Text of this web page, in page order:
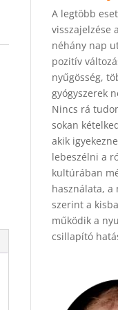
A legtöbb
visszajelzése
néhány nap
pozitív
nyűgösség,
gyógyszerek
Nincs rá
sokan
akik
lebeszélni a
kultúrában
használata, a
szerint a
működik a
csillapító